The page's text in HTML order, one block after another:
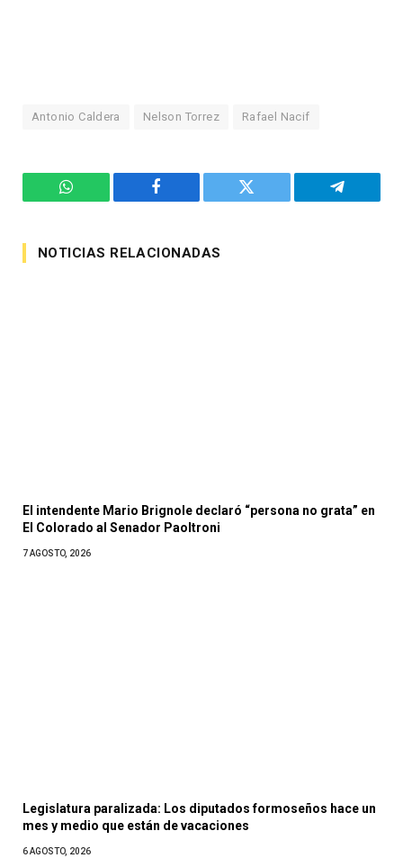
Antonio Caldera Nelson Torrez Rafael Nacif
WhatsApp Facebook Twitter Telegram
NOTICIAS RELACIONADAS
El intendente Mario Brignole declaró “persona no grata” en
El Colorado al Senador Paoltroni
7 AGOSTO, 2026
Legislatura paralizada: Los diputados formoseños hace un
mes y medio que están de vacaciones
6 AGOSTO, 2026